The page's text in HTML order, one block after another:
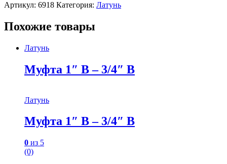
Артикул: 6918 Категория: Латунь
Похожие товары
Латунь
Муфта 1″ В – 3/4″ В
Латунь
Муфта 1″ В – 3/4″ В
0 из 5
(0)